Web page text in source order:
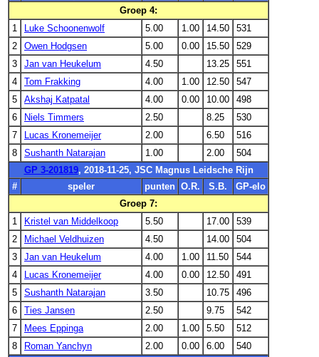
Groep 4:
1
Luke Schoonenwolf 5.00 1.00 14.50
531
2
Owen Hodgsen 5.00 0.00 15.50
529
3
Jan van Heukelum 4.50 13.25
551
4
Tom Frakking 4.00 1.00 12.50
547
5
Akshaj Katpatal 4.00 0.00 10.00
498
6
Niels Timmers 2.50 8.25
530
7
Lucas Kronemeijer 2.00 6.50
516
8
Sushanth Natarajan 1.00 2.00
504
GP 3-201819, 2018-11-25, JSC Magnus Leidsche Rijn
#
speler punten O.R. S.B.
GP-elo
Groep 7:
1
Kristel van Middelkoop 5.50 17.00
539
2
Michael Veldhuizen 4.50 14.00
504
3
Jan van Heukelum 4.00 1.00 11.50
544
4
Lucas Kronemeijer 4.00 0.00 12.50
491
5
Sushanth Natarajan 3.50 10.75
496
6
Ties Jansen 2.50 9.75
542
7
Mees Eppinga 2.00 1.00 5.50
512
8
Roman Yanchyn 2.00 0.00 6.00
540